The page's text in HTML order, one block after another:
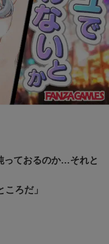
っておるのか…それと
ろだ」